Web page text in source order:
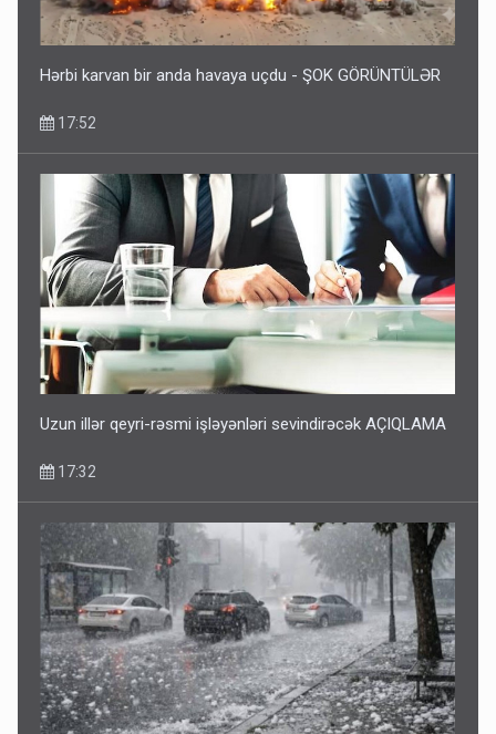
Hərbi karvan bir anda havaya uçdu - ŞOK GÖRÜNTÜLƏR
17:52
Uzun illər qeyri-rəsmi işləyənləri sevindirəcək AÇIQLAMA
17:32